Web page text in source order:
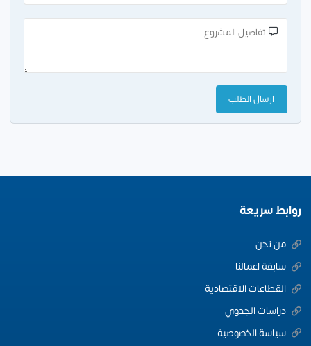
روابط سريعة
من نحن
سابقة اعمالنا
القطاعات الاقتصادية
دراسات الجدوي
سياسة الخصوصية